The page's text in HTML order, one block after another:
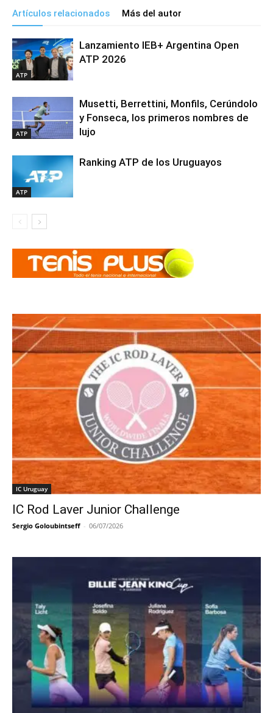
Artículos relacionados Más del autor
ATP
Lanzamiento IEB+ Argentina Open
ATP 2026
ATP
Musetti, Berrettini, Monfils, Cerúndolo
y Fonseca, los primeros nombres de
lujo
ATP
Ranking ATP de los Uruguayos
IC Uruguay
IC Rod Laver Junior Challenge
Sergio Goloubintseff - 06/07/2026